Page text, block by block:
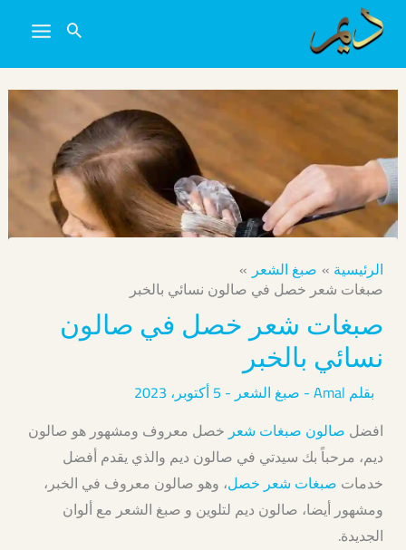
تخطي
المحتوى
الرئيسية صبغ الشعر
صبغات شعر خصل في صالون نسائي بالخبر
صبغات شعر خصل في صالون
نسائي بالخبر
بقلم Amal
- صبغ الشعر - 5 أكتوبر، 2023
افضل صالون صبغات شعر خصل معروف ومشهور هو صالون
ديم، مرحباً بك سيدتي في صالون ديم والذي يقدم أفضل
خدمات صبغات شعر خصل، وهو صالون معروف في الخبر،
ومشهور أيضا، صالون ديم لتلوين و صبغ الشعر مع ألوان
الجديدة.